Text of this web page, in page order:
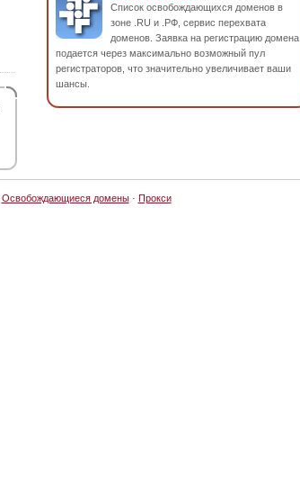
Список освобождающихся доменов в
зоне .RU и .РФ, сервис перехвата
доменов. Заявка на регистрацию домена
подается через максимально возможный пул
регистраторов, что значительно увеличивает ваши
шансы.
Освобождающиеся домены· Прокси